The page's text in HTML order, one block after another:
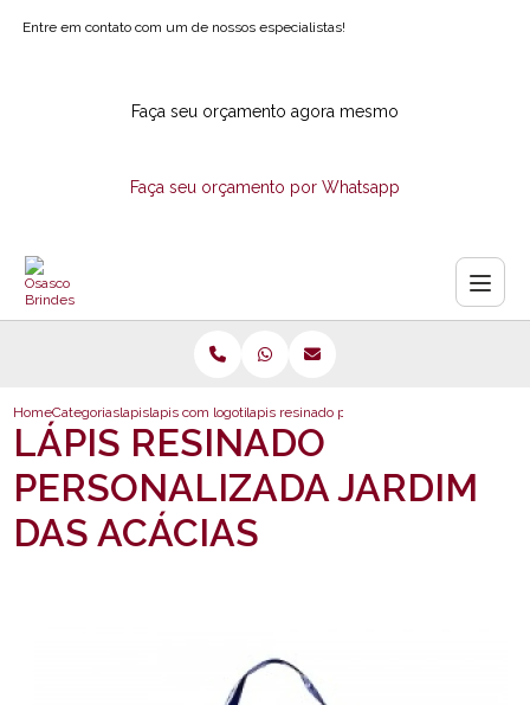
Entre em contato com um de nossos especialistas!
Faça seu orçamento agora mesmo
Faça seu orçamento por Whatsapp
HomeCategoriaslapislapis com logotipolapis resinado personalizada jardim das
LÁPIS RESINADO
PERSONALIZADA JARDIM
DAS ACÁCIAS